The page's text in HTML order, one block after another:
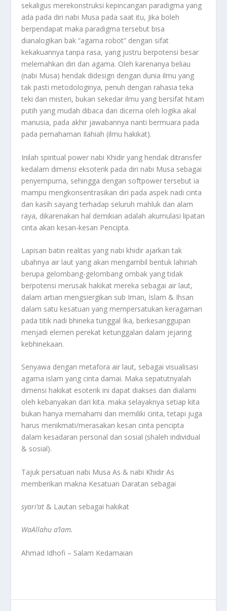
sekaligus merekonstruksi kepincangan paradigma yang
ada pada diri nabi Musa pada saat itu, Jika boleh
berpendapat maka paradigma tersebut bisa
dianalogikan bak “agama robot” dengan sifat
kekakuannya tanpa rasa, yang justru berpotensi besar
melemahkan diri dan agama. Oleh karenanya beliau
(nabi Musa) hendak didesign dengan dunia ilmu yang
tak pasti metodologinya, penuh dengan rahasia teka
teki dan misteri, bukan sekedar ilmu yang bersifat hitam
putih yang mudah dibaca dan dicerna oleh logika akal
manusia, pada akhir jawabannya nanti bermuara pada
pada pemahaman Ilahiah (ilmu hakikat).
Inilah spiritual power nabi Khidir yang hendak ditransfer
kedalam dimensi eksoterik pada diri nabi Musa sebagai
penyempurna, sehingga dengan softpower tersebut ia
mampu mengkonsentrasikan diri pada aspek nadi cinta
dan kasih sayang terhadap seluruh mahluk dan alam
raya, dikarenakan hal demikian adalah akumulasi lipatan
cinta akan kesan-kesan Pencipta.
Lapisan batin realitas yang nabi khidir ajarkan tak
ubahnya air laut yang akan mengambil bentuk lahiriah
berupa gelombang-gelombang ombak yang tidak
berpotensi merusak hakikat mereka sebagai air laut,
dalam artian mengsiergikan sub Iman, Islam & Ihsan
dalam satu kesatuan yang mempersatukan keragaman
pada titik nadi bhineka tunggal Ika, berkesanggupan
menjadi elemen perekat ketunggalan dalam jejaring
kebhinekaan.
Senyawa dengan metafora air laut, sebagai visualisasi
agama islam yang cinta damai. Maka sepatutnyalah
dimensi hakikat esoterik ini dapat diakses dan dialami
oleh kebanyakan dari kita. maka selayaknya setiap kita
bukan hanya memahami dan memiliki cinta, tetapi juga
harus menikmati/merasakan kesan cinta pencipta
dalam kesadaran personal dan sosial (shaleh individual
& sosial).
Tajuk persatuan nabi Musa As & nabi Khidir As
memberikan makna Kesatuan Daratan sebagai
syari’at & Lautan sebagai hakikat
WaAllahu a’lam.
Ahmad Idhofi – Salam Kedamaian